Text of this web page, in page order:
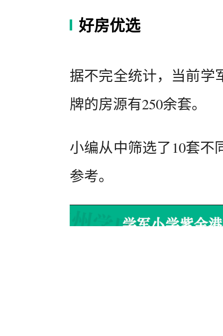
好房优选
据不完全统计，当前学
牌的房源有250余套。
小编从中筛选了10套
参考。